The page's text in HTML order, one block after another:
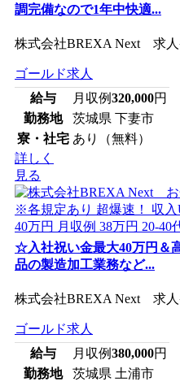
調完備なので1年中快適...
株式会社BREXA Next 求人
ゴールド求人
給与
月収例320,000円
勤務地
茨城県 下妻市
寮・社宅 あり（無料）
詳しく
見る
☆入社祝い金最大40万円＆
品の製造加工業務など...
株式会社BREXA Next 求人
ゴールド求人
給与
月収例380,000円
勤務地
茨城県 土浦市